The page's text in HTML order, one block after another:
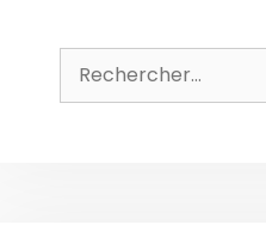
Rechercher :